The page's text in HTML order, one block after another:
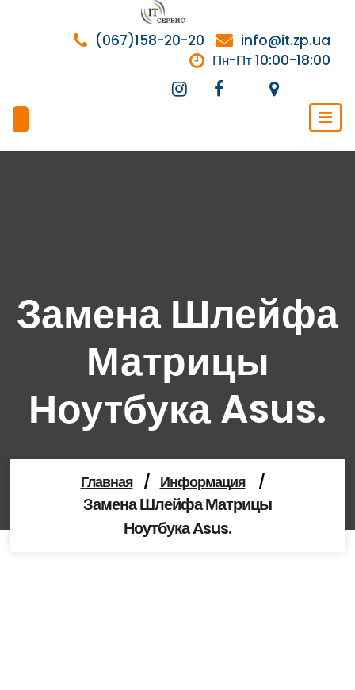
содержимому
info@it.zp.ua
(067)158-20-20
Пн-Пт 10:00-18:00
Замена Шлейфа
Матрицы
Ноутбука Asus.
Главная / Информация /
Замена Шлейфа Матрицы
Ноутбука Asus.